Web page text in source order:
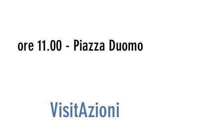
ore 11.00 - Piazza Duomo
VisitAzioni